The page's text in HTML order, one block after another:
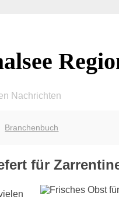
Nachrichten
Branchenbuch
für